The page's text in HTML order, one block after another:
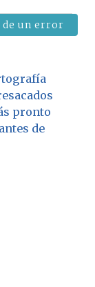
un error
pronto
de